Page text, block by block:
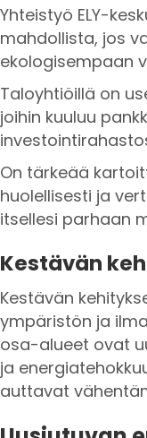
Yhteistyö ELY-
mahdollista, jos
ekologisempaan
Taloyhtiöillä on
joihin kuuluu
On tärkeää
huolellisesti ja
itsellesi parhaan
Kestävän
Kestävän
ympäristön ja
osa-alueet ovat
ja
auttavat